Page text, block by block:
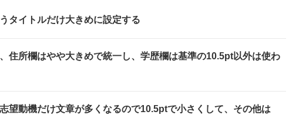
タイトルだけ大きめに設定する
住所欄はやや大きめで統一し、学歴欄は基準の10.5pt以外は使わ
望動機だけ文章が多くなるので10.5ptで小さくして、その他は